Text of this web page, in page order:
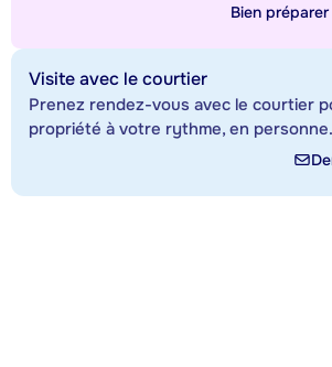
Bien
Visite avec le courtier
Prenez rendez-vous avec le courtier
propriété à votre rythme, en personne.